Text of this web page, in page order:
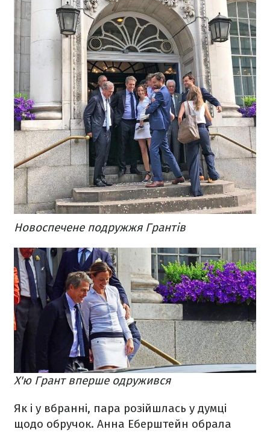
Новоспечене подружжя Грантів
Х'ю Грант вперше одружився
Як і у вбранні, пара розійшлась у думці
щодо обручок. Анна Еберштейн обрала